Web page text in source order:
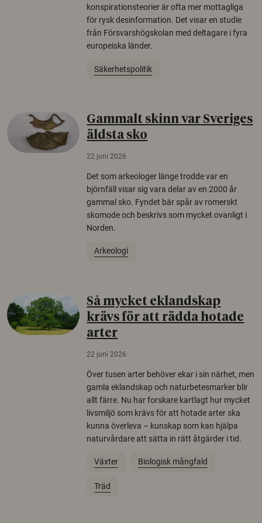
konspirationsteorier är ofta mer mottagliga
för rysk desinformation. Det visar en studie
från Försvarshögskolan med deltagare i fyra
europeiska länder.
Säkerhetspolitik
Gammalt skinn var Sveriges
äldsta sko
22 juni 2026
Det som arkeologer länge trodde var en
björnfäll visar sig vara delar av en 2000 år
gammal sko. Fyndet bär spår av romerskt
skomode och beskrivs som mycket ovanligt i
Norden.
Arkeologi
Så mycket eklandskap
krävs för att rädda hotade
arter
22 juni 2026
Över tusen arter behöver ekar i sin närhet, men
gamla eklandskap och naturbetesmarker blir
allt färre. Nu har forskare kartlagt hur mycket
livsmiljö som krävs för att hotade arter ska
kunna överleva – kunskap som kan hjälpa
naturvårdare att sätta in rätt åtgärder i tid.
Växter Biologisk mångfald
Träd